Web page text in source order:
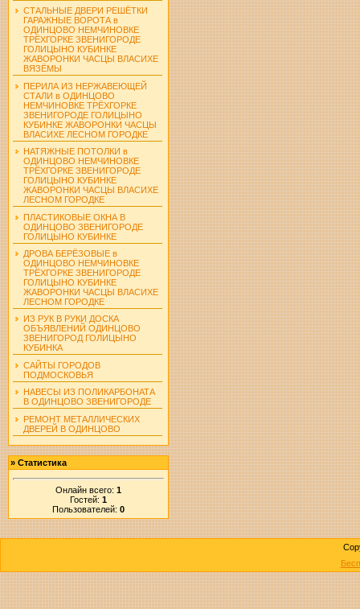
СТАЛЬНЫЕ ДВЕРИ РЕШЁТКИ
ГАРАЖНЫЕ ВОРОТА в
ОДИНЦОВО НЕМЧИНОВКЕ
ТРЁХГОРКЕ ЗВЕНИГОРОДЕ
ГОЛИЦЫНО КУБИНКЕ
ЖАВОРОНКИ ЧАСЦЫ ВЛАСИХЕ
ВЯЗЁМЫ
ПЕРИЛА ИЗ НЕРЖАВЕЮЩЕЙ
СТАЛИ в ОДИНЦОВО
НЕМЧИНОВКЕ ТРЁХГОРКЕ
ЗВЕНИГОРОДЕ ГОЛИЦЫНО
КУБИНКЕ ЖАВОРОНКИ ЧАСЦЫ
ВЛАСИХЕ ЛЕСНОМ ГОРОДКЕ
НАТЯЖНЫЕ ПОТОЛКИ в
ОДИНЦОВО НЕМЧИНОВКЕ
ТРЁХГОРКЕ ЗВЕНИГОРОДЕ
ГОЛИЦЫНО КУБИНКЕ
ЖАВОРОНКИ ЧАСЦЫ ВЛАСИХЕ
ЛЕСНОМ ГОРОДКЕ
ПЛАСТИКОВЫЕ ОКНА В
ОДИНЦОВО ЗВЕНИГОРОДЕ
ГОЛИЦЫНО КУБИНКЕ
ДРОВА БЕРЁЗОВЫЕ в
ОДИНЦОВО НЕМЧИНОВКЕ
ТРЁХГОРКЕ ЗВЕНИГОРОДЕ
ГОЛИЦЫНО КУБИНКЕ
ЖАВОРОНКИ ЧАСЦЫ ВЛАСИХЕ
ЛЕСНОМ ГОРОДКЕ
ИЗ РУК В РУКИ ДОСКА
ОБЪЯВЛЕНИЙ ОДИНЦОВО
ЗВЕНИГОРОД ГОЛИЦЫНО
КУБИНКА
САЙТЫ ГОРОДОВ
ПОДМОСКОВЬЯ
НАВЕСЫ ИЗ ПОЛИКАРБОНАТА
В ОДИНЦОВО ЗВЕНИГОРОДЕ
РЕМОНТ МЕТАЛЛИЧЕСКИХ
ДВЕРЕЙ В ОДИНЦОВО
» Статистика
Онлайн всего: 1
Гостей: 1
Пользователей: 0